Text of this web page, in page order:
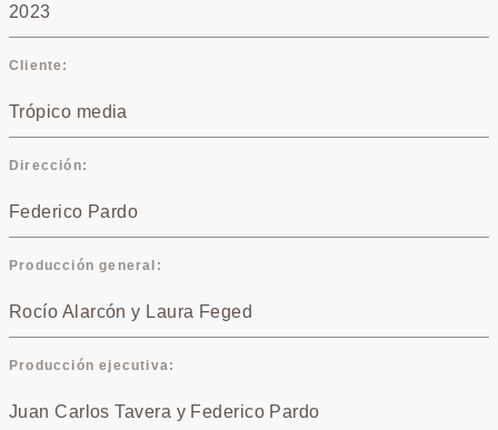
2023
Cliente
Trópico media
Dirección
Federico Pardo
Producción general
Rocío Alarcón y Laura Feged
Producción ejecutiva
Juan Carlos Tavera y Federico Pardo